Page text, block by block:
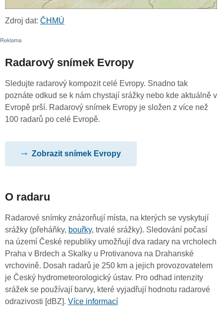
Zdroj dat: ČHMÚ
Radarový snímek Evropy
Sledujte radarový kompozit celé Evropy. Snadno tak
poznáte odkud se k nám chystají srážky nebo kde aktuálně v
Evropě prší. Radarový snímek Evropy je složen z více než
100 radarů po celé Evropě.
Zobrazit snímek Evropy
O radaru
Radarové snímky znázorňují místa, na kterých se vyskytují
srážky (přeháňky, bouřky, trvalé srážky). Sledování počasí
na území České republiky umožňují dva radary na vrcholech
Praha v Brdech a Skalky u Protivanova na Drahanské
vrchovině. Dosah radarů je 250 km a jejich provozovatelem
je Český hydrometeorologický ústav. Pro odhad intenzity
srážek se používají barvy, které vyjadřují hodnotu radarové
odrazivosti [dBZ]. Více informací